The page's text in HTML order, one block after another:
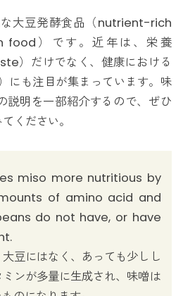
大豆発酵食品（nutrient-rich
food）です。近年は、栄養
）だけでなく、健康における
も注目が集まっています。味
説明を一部紹介するので、ぜひ
ください。
miso more nutritious by
of amino acid and
do not have, or have
豆にはなく、あっても少しし
ンが多量に生成され、味噌は